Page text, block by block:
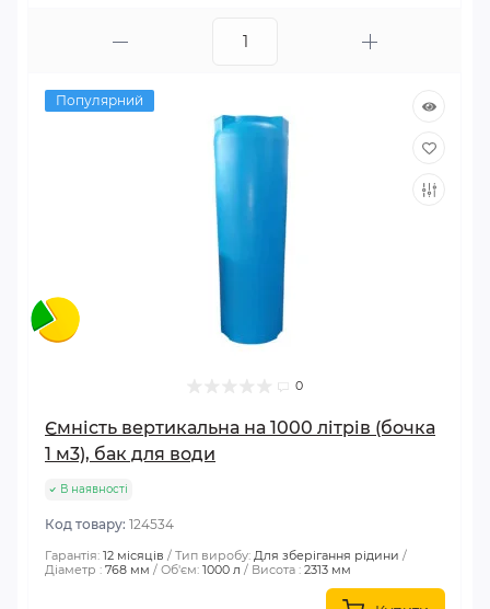
Популярний
0
Ємність вертикальна на 1000 літрів (бочка
1 м3), бак для води
В наявності
Код товару: 124534
Гарантія: 12 місяців Тип виробу: Для зберігання рідини
Діаметр : 768 мм Об'єм: 1000 л Висота : 2313 мм